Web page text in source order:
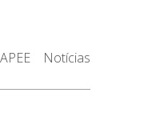
APEE Notícias